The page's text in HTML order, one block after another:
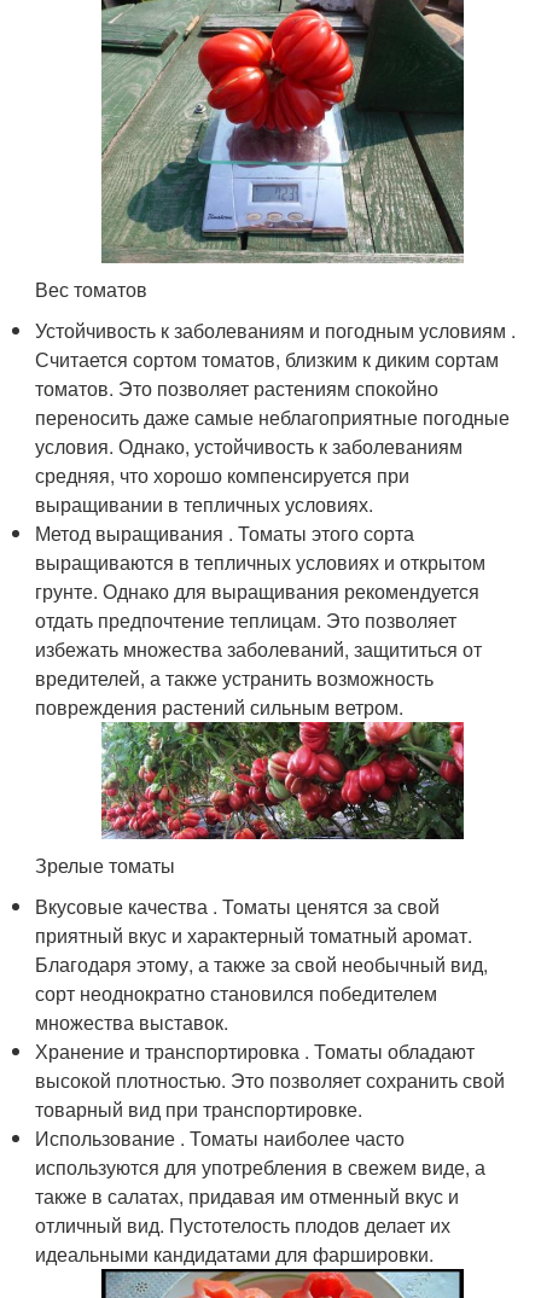
Вес томатов
Устойчивость к заболеваниям и погодным условиям .
Считается сортом томатов, близким к диким сортам
томатов. Это позволяет растениям спокойно
переносить даже самые неблагоприятные погодные
условия. Однако, устойчивость к заболеваниям
средняя, что хорошо компенсируется при
выращивании в тепличных условиях.
Метод выращивания . Томаты этого сорта
выращиваются в тепличных условиях и открытом
грунте. Однако для выращивания рекомендуется
отдать предпочтение теплицам. Это позволяет
избежать множества заболеваний, защититься от
вредителей, а также устранить возможность
повреждения растений сильным ветром.
Зрелые томаты
Вкусовые качества . Томаты ценятся за свой
приятный вкус и характерный томатный аромат.
Благодаря этому, а также за свой необычный вид,
сорт неоднократно становился победителем
множества выставок.
Хранение и транспортировка . Томаты обладают
высокой плотностью. Это позволяет сохранить свой
товарный вид при транспортировке.
Использование . Томаты наиболее часто
используются для употребления в свежем виде, а
также в салатах, придавая им отменный вкус и
отличный вид. Пустотелость плодов делает их
идеальными кандидатами для фаршировки.